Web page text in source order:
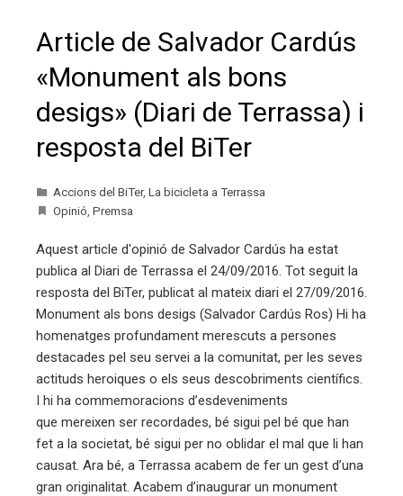
Article de Salvador Cardús
«Monument als bons
desigs» (Diari de Terrassa) i
resposta del BiTer
Accions del BiTer, La bicicleta a Terrassa
Opinió Premsa
Aquest article d'opinió de Salvador Cardús ha estat
publica al Diari de Terrassa el 24/09/2016. Tot seguit la
resposta del BiTer, publicat al mateix diari el 27/09/2016.
Monument als bons desigs (Salvador Cardús Ros) Hi ha
homenatges profundament merescuts a persones
destacades pel seu servei a la comunitat, per les seves
actituds heroiques o els seus descobriments científics.
I hi ha commemoracions d’esdeveniments
que mereixen ser recordades, bé sigui pel bé que han
fet a la societat, bé sigui per no oblidar el mal que li han
causat. Ara bé, a Terrassa acabem de fer un gest d’una
gran originalitat. Acabem d’inaugurar un monument